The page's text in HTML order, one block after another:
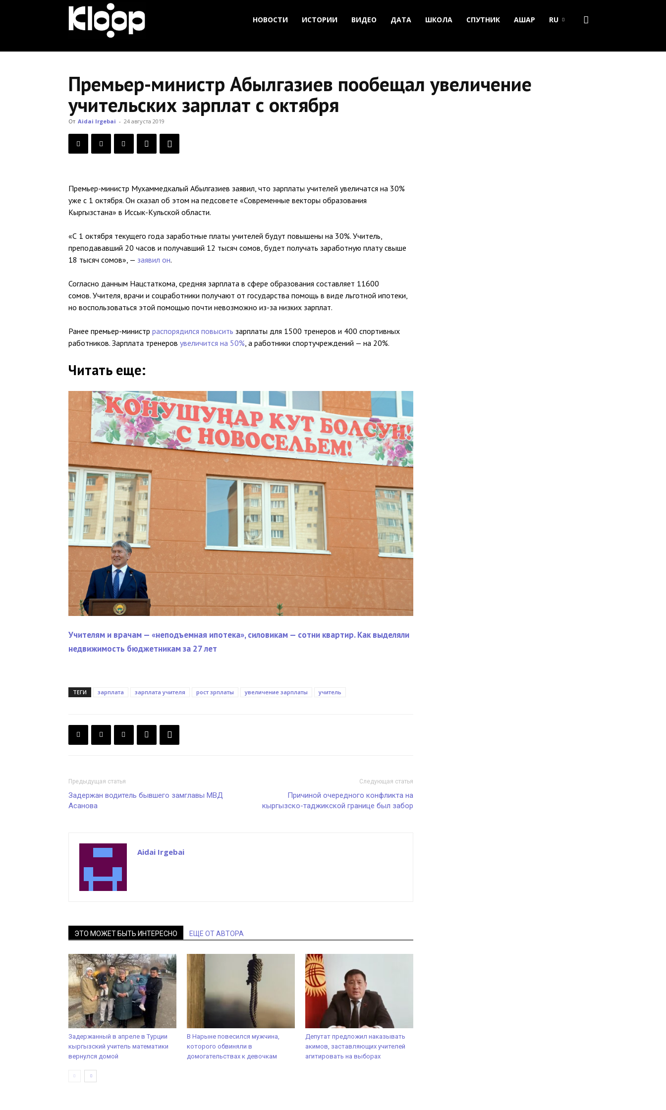
Кыргызстана
НОВОСТИ ИСТОРИИ ВИДЕО ДАТА ШКОЛА СПУТНИК АШАР RU
Премьер-министр Абылгазиев пообещал увеличение
учительских зарплат с октября
От Aidai Irgebai - 24 августа 2019
Премьер-министр Мухаммедкалый Абылгазиев заявил, что зарплаты учителей увеличатся на 30%
уже с 1 октября. Он сказал об этом на педсовете «Современные векторы образования
Кыргызстана» в Иссык-Кульской области.
«С 1 октября текущего года заработные платы учителей будут повышены на 30%. Учитель,
преподававший 20 часов и получавший 12 тысяч сомов, будет получать заработную плату свыше
18 тысяч сомов», — заявил он.
Согласно данным Нацстаткома, средняя зарплата в сфере образования составляет 11600
сомов. Учителя, врачи и соцработники получают от государства помощь в виде льготной ипотеки,
но воспользоваться этой помощью почти невозможно из-за низких зарплат.
Ранее премьер-министр распорядился повысить зарплаты для 1500 тренеров и 400 спортивных
работников. Зарплата тренеров увеличится на 50%, а работники спортучреждений — на 20%.
Читать еще:
Учителям и врачам — «неподъемная ипотека», силовикам — сотни квартир. Как выделяли
недвижимость бюджетникам за 27 лет
ТЕГИ зарплата зарплата учителя рост зрплаты увеличение зарплаты учитель
Предыдущая статья
Задержан водитель бывшего замглавы МВД
Асанова
Следующая статья
Причиной очередного конфликта на
кыргызско-таджикской границе был забор
Aidai Irgebai
ЭТО МОЖЕТ БЫТЬ ИНТЕРЕСНО ЕЩЕ ОТ АВТОРА
Задержанный в апреле в Турции
кыргызский учитель математики
вернулся домой
В Нарыне повесился мужчина,
которого обвиняли в
домогательствах к девочкам
Депутат предложил наказывать
акимов, заставляющих учителей
агитировать на выборах